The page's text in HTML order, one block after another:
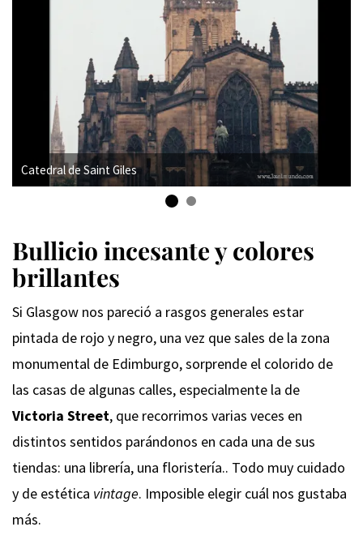
Catedral de Saint Giles
Bullicio incesante y colores
brillantes
Si Glasgow nos pareció a rasgos generales estar
pintada de rojo y negro, una vez que sales de la zona
monumental de Edimburgo, sorprende el colorido de
las casas de algunas calles, especialmente la de
Victoria Street, que recorrimos varias veces en
distintos sentidos parándonos en cada una de sus
tiendas: una librería, una floristería.. Todo muy cuidado
y de estética vintage. Imposible elegir cuál nos gustaba
más.